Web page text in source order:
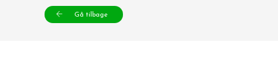
Gå tilbage